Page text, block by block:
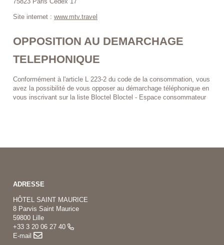
Site internet : www.mtv.travel
OPPOSITION AU DEMARCHAGE
TELEPHONIQUE
Conformément à l'article L 223-2 du code de la consommation, vous
avez la possibilité de vous opposer au démarchage téléphonique en
vous inscrivant sur la liste Bloctel Bloctel - Espace consommateur
ADRESSE
HÔTEL SAINT MAURICE
8 Parvis Saint Maurice
59800 Lille
+33 3 20 06 27 40
E-mail